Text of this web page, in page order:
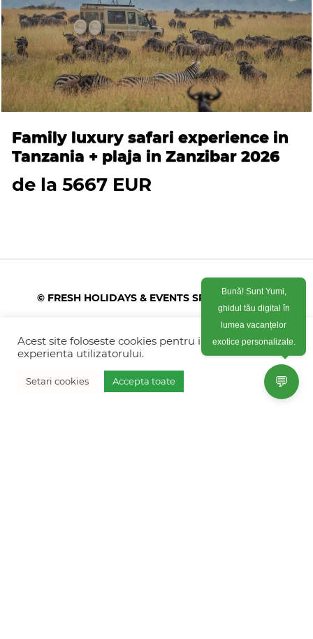
Family luxury safari experience in
Tanzania + plaja in Zanzibar 2026
de la 5667 EUR
Vreau oferta personalizata
© FRESH HOLIDAYS & EVENTS SRL 2026
Colonel Corneliu Popeia 43, Sector 5, Bucuresti
(vis-a-vis de Greengate)
+40770 574 088
Acest site foloseste cookies pentru imbunatati
experienta utilizatorului.
Setari cookies Accepta toate 💬
Bună! Sunt Yumi,
ghidul tău digital în
lumea vacanțelor
exotice personalizate.